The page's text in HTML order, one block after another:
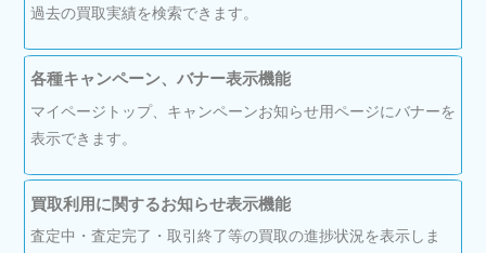
過去の買取実績を検索できます。
各種キャンペーン、バナー表示機能
マイページトップ、キャンペーンお知らせ用ページにバナーを
表示できます。
買取利用に関するお知らせ表示機能
査定中・査定完了・取引終了等の買取の進捗状況を表示しま